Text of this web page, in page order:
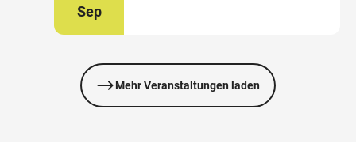
Sep
Mehr Veranstaltungen laden